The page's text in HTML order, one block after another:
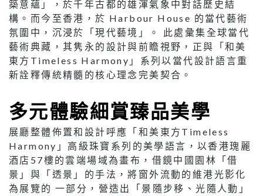
築意蘊」，於千年古都的雄渾氣象中對話歷史結
構。而今至香港，於 Harbour House 的當代藝術
氛圍中，沉浸於「現代藝境」。 此處彙集全球當代
藝術典藏，其隽永的設計與前瞻視野，正與「和美
東方Timeless Harmony」系列以當代設計語言重
新詮釋傳統精髓的核心理念完美契合。
多元體驗細賞臻品美學
展廳整體佈置和設計呼應「和美東方Timeless
Harmony」高級珠寶系列的美學語言，以香港瑰麗
酒店57樓的雲端場域為畫布，借鏡中國園林「借
景」與「透景」的手法，將窗外流動的維港光影化
為展覽的 一部分，營造出「景隨步移、光隨人動」